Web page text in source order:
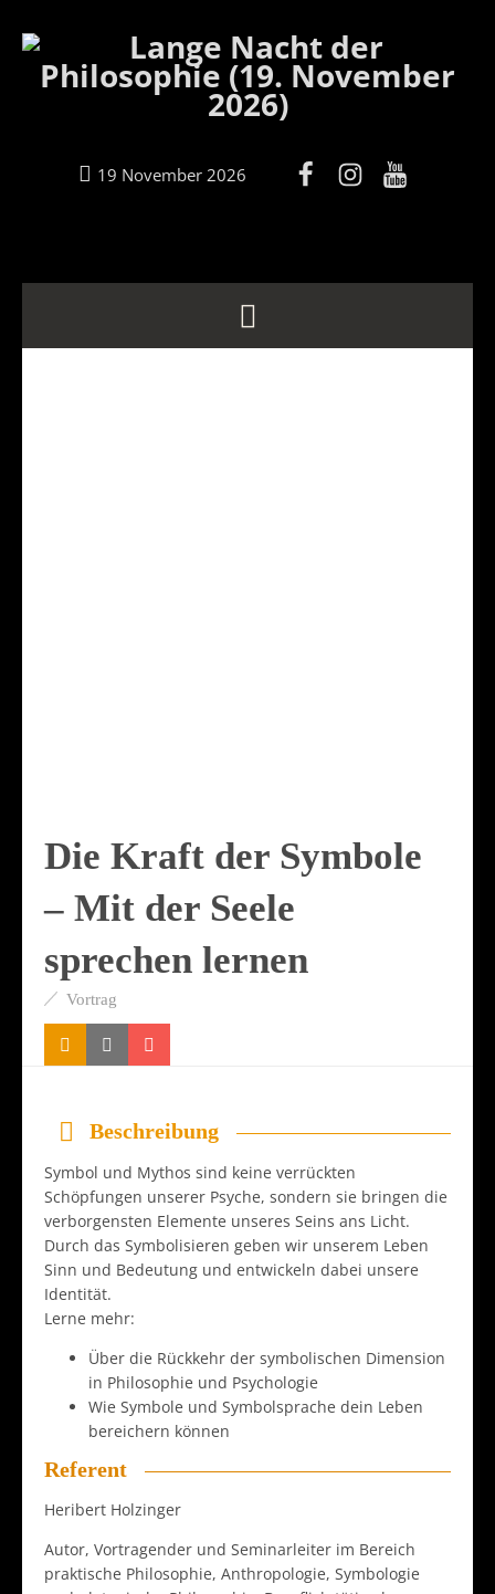
19 November 2026
Die Kraft der Symbole
– Mit der Seele
sprechen lernen
Vortrag
Beschreibung
Symbol und Mythos sind keine verrückten
Schöpfungen unserer Psyche, sondern sie bringen die
verborgensten Elemente unseres Seins ans Licht.
Durch das Symbolisieren geben wir unserem Leben
Sinn und Bedeutung und entwickeln dabei unsere
Identität.
Lerne mehr:
Über die Rückkehr der symbolischen Dimension
in Philosophie und Psychologie
Wie Symbole und Symbolsprache dein Leben
bereichern können
Referent
Heribert Holzinger
Autor, Vortragender und Seminarleiter im Bereich
praktische Philosophie, Anthropologie, Symbologie